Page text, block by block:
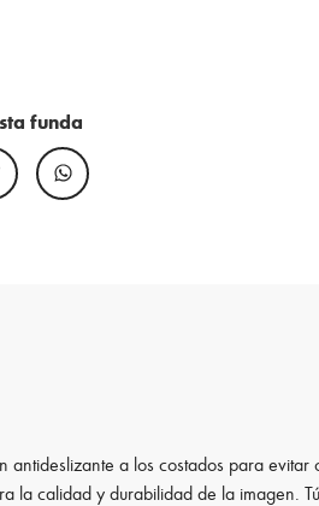
funda
antideslizante a los costados para evitar
la calidad y durabilidad de la imagen.